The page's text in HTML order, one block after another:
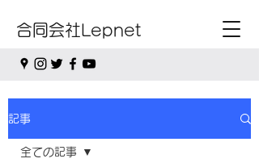
合同会社Lepnet
記事
全ての記事